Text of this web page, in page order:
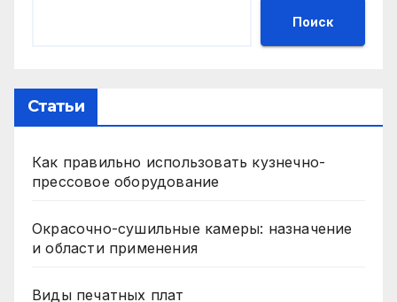
Поиск
Статьи
Как правильно использовать кузнечно-
прессовое оборудование
Окрасочно-сушильные камеры: назначение
и области применения
Виды печатных плат